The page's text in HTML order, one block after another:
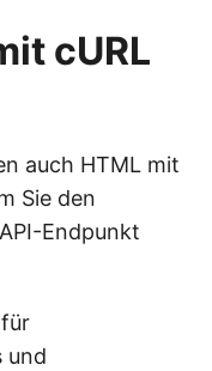
cURL
auch HTML mit
Sie den
API-Endpunkt
und